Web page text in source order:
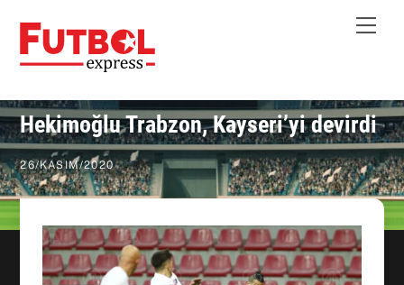
content
Hekimoğlu Trabzon, Kayseri’yi devirdi
26/KASIM/2020